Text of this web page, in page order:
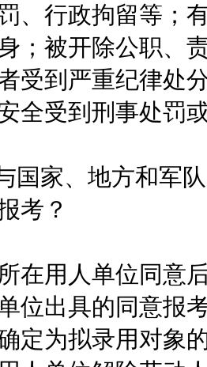
、行政拘留等；
；被开除公职、
受到严重纪律处
全受到刑事处罚
家、地方和军队
考？
用人单位同意后
位出具的同意报
定为拟录用对象